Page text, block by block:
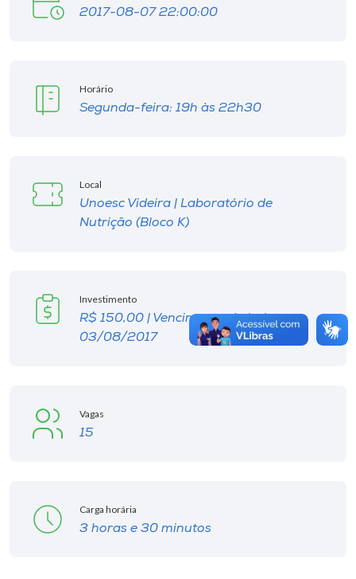
2017-08-07 22:00:00
Horário
Segunda-feira: 19h às 22h30
Local
Unoesc Videira | Laboratório de
Nutrição (Bloco K)
Investimento
R$ 150,00 | Vencimento do boleto:
03/08/2017
Vagas
15
Carga horária
3 horas e 30 minutos